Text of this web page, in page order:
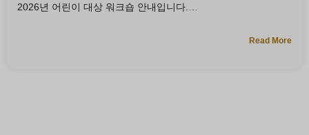
2026년 어린이 대상 워크숍 안내입니다.
Read More